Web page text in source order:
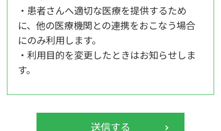
・患者さんへ適切な医療を提供するため
に、他の医療機関との連携をおこなう場合
にのみ利用します。
・利用目的を変更したときはお知らせしま
す。